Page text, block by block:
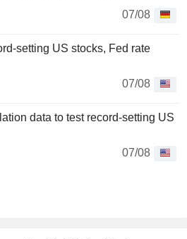
07/08
setting US stocks, Fed rate
07/08
data to test record-setting US
07/08